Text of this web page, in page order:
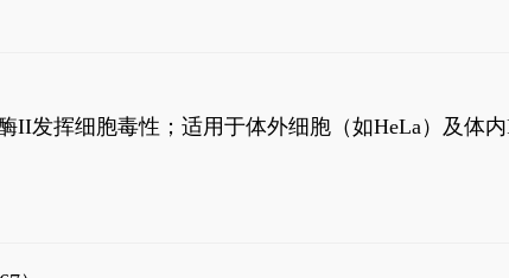
IC50值分别为69 nM和309 nM。
II发挥细胞毒性；适用于体外细胞（如HeLa）及体内